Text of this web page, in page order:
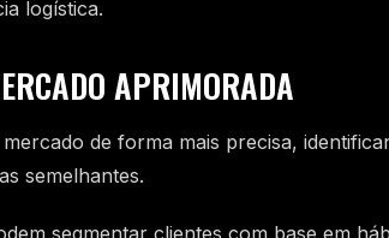
logística.
APRIMORADA
de forma mais precisa,
semelhantes.
segmentar clientes com base em